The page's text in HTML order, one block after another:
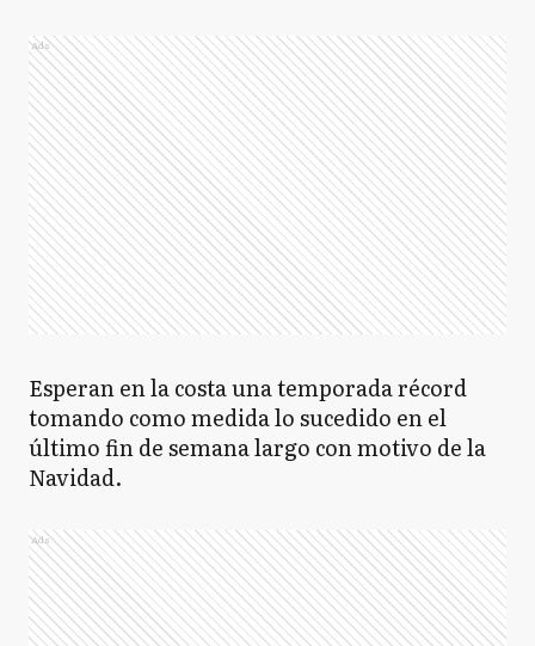
Ads
Esperan en la costa una temporada récord
tomando como medida lo sucedido en el
último fin de semana largo con motivo de la
Navidad.
Ads